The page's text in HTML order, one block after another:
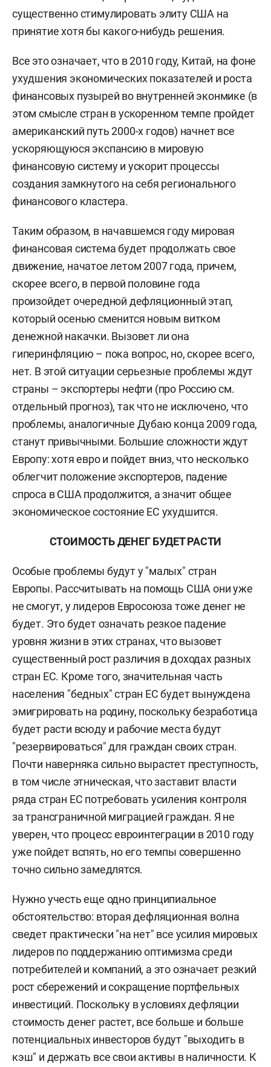
существенно стимулировать элиту США на
принятие хотя бы какого-нибудь решения.
Все это означает, что в 2010 году, Китай, на фоне
ухудшения экономических показателей и роста
финансовых пузырей во внутренней эконмике (в
этом смысле стран в ускоренном темпе пройдет
американский путь 2000-х годов) начнет все
ускоряющуюся экспансию в мировую
финансовую систему и ускорит процессы
создания замкнутого на себя регионального
финансового кластера.
Таким образом, в начавшемся году мировая
финансовая система будет продолжать свое
движение, начатое летом 2007 года, причем,
скорее всего, в первой половине года
произойдет очередной дефляционный этап,
который осенью сменится новым витком
денежной накачки. Вызовет ли она
гиперинфляцию – пока вопрос, но, скорее всего,
нет. В этой ситуации серьезные проблемы ждут
страны – экспортеры нефти (про Россию см.
отдельный прогноз), так что не исключено, что
проблемы, аналогичные Дубаю конца 2009 года,
станут привычными. Большие сложности ждут
Европу: хотя евро и пойдет вниз, что несколько
облегчит положение экспортеров, падение
спроса в США продолжится, а значит общее
экономическое состояние ЕС ухудшится.
СТОИМОСТЬ ДЕНЕГ БУДЕТ РАСТИ
Особые проблемы будут у "малых" стран
Европы. Рассчитывать на помощь США они уже
не смогут, у лидеров Евросоюза тоже денег не
будет. Это будет означать резкое падение
уровня жизни в этих странах, что вызовет
существенный рост различия в доходах разных
стран ЕС. Кроме того, значительная часть
населения "бедных" стран ЕС будет вынуждена
эмигрировать на родину, поскольку безработица
будет расти всюду и рабочие места будут
"резервироваться" для граждан своих стран.
Почти наверняка сильно вырастет преступность,
в том числе этническая, что заставит власти
ряда стран ЕС потребовать усиления контроля
за трансграничной миграцией граждан. Я не
уверен, что процесс евроинтеграции в 2010 году
уже пойдет вспять, но его темпы совершенно
точно сильно замедлятся.
Нужно учесть еще одно принципиальное
обстоятельство: вторая дефляционная волна
сведет практически "на нет" все усилия мировых
лидеров по поддержанию оптимизма среди
потребителей и компаний, а это означает резкий
рост сбережений и сокращение портфельных
инвестиций. Поскольку в условиях дефляции
стоимость денег растет, все больше и больше
потенциальных инвесторов будут "выходить в
кэш" и держать все свои активы в наличности. К